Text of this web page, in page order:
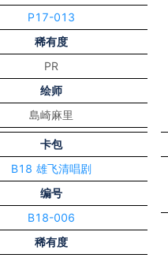
P17-013
稀有度
PR
绘师
島崎麻里
卡包
B18 雄飞清唱剧
编号
B18-006
稀有度